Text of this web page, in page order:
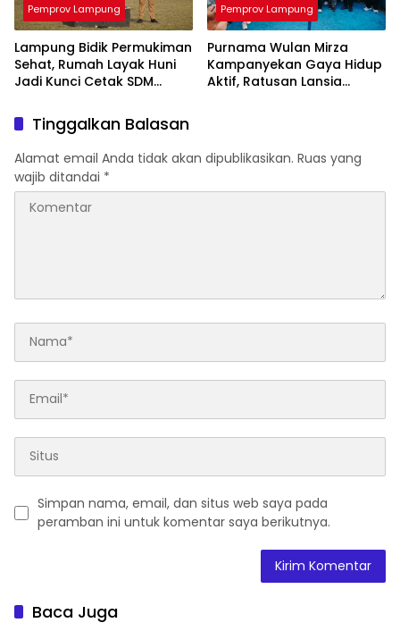
Pemprov Lampung
Lampung Bidik Permukiman
Sehat, Rumah Layak Huni
Jadi Kunci Cetak SDM
Pemprov Lampung
Purnama Wulan Mirza
Kampanyekan Gaya Hidup
Aktif, Ratusan Lansia
Tinggalkan Balasan
Alamat email Anda tidak akan dipublikasikan. Ruas yang
wajib ditandai *
Simpan nama, email, dan situs web saya pada
peramban ini untuk komentar saya berikutnya.
Baca Juga